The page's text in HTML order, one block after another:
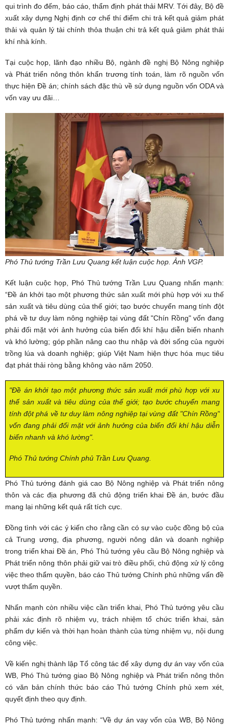
qui trình đo đếm, báo cáo, thẩm định phát thải MRV. Tới đây, Bộ đề
xuất xây dựng Nghị định cơ chế thí điểm chi trả kết quả giảm phát
thải và quản lý tài chính thỏa thuận chi trả kết quả giảm phát thải
khí nhà kính.
Tại cuộc họp, lãnh đạo nhiều Bộ, ngành đề nghị Bộ Nông nghiệp
và Phát triển nông thôn khẩn trương tính toán, làm rõ nguồn vốn
thực hiện Đề án; chính sách đặc thù về sử dụng nguồn vốn ODA và
vốn vay ưu đãi…
Phó Thủ tướng Trần Lưu Quang kết luận cuộc họp. Ảnh VGP.
Kết luận cuộc họp, Phó Thủ tướng Trần Lưu Quang nhấn mạnh:
“Đề án khởi tạo một phương thức sản xuất mới phù hợp với xu thế
sản xuất và tiêu dùng của thế giới; tạo bước chuyển mang tính đột
phá về tư duy làm nông nghiệp tại vùng đất "Chín Rồng" vốn đang
phải đối mặt với ảnh hưởng của biến đổi khí hậu diễn biến nhanh
và khó lường; góp phần nâng cao thu nhập và đời sống của người
trồng lúa và doanh nghiệp; giúp Việt Nam hiện thực hóa mục tiêu
đạt phát thải ròng bằng không vào năm 2050.
"Đề án khởi tạo một phương thức sản xuất mới phù hợp với xu
thế sản xuất và tiêu dùng của thế giới; tạo bước chuyển mang
tính đột phá về tư duy làm nông nghiệp tại vùng đất "Chín Rồng"
vốn đang phải đối mặt với ảnh hưởng của biến đổi khí hậu diễn
biến nhanh và khó lường".
Phó Thủ tướng Chính phủ Trần Lưu Quang.
Phó Thủ tướng đánh giá cao Bộ Nông nghiệp và Phát triển nông
thôn và các địa phương đã chủ động triển khai Đề án, bước đầu
mang lại những kết quả rất tích cực.
Đồng tình với các ý kiến cho rằng cần có sự vào cuộc đồng bộ của
cả Trung ương, địa phương, người nông dân và doanh nghiệp
trong triển khai Đề án, Phó Thủ tướng yêu cầu Bộ Nông nghiệp và
Phát triển nông thôn phải giữ vai trò điều phối, chủ động xử lý công
việc theo thẩm quyền, báo cáo Thủ tướng Chính phủ những vấn đề
vượt thẩm quyền.
Nhấn mạnh còn nhiều việc cần triển khai, Phó Thủ tướng yêu cầu
phải xác định rõ nhiệm vụ, trách nhiệm tổ chức triển khai, sản
phẩm dự kiến và thời hạn hoàn thành của từng nhiệm vụ, nội dung
công việc.
Về kiến nghị thành lập Tổ công tác để xây dựng dự án vay vốn của
WB, Phó Thủ tướng giao Bộ Nông nghiệp và Phát triển nông thôn
có văn bản chính thức báo cáo Thủ tướng Chính phủ xem xét,
quyết định theo quy định.
Phó Thủ tướng nhấn mạnh: “Về dự án vay vốn của WB, Bộ Nông